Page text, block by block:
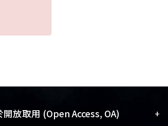
開放取用 (Open Access, OA) +